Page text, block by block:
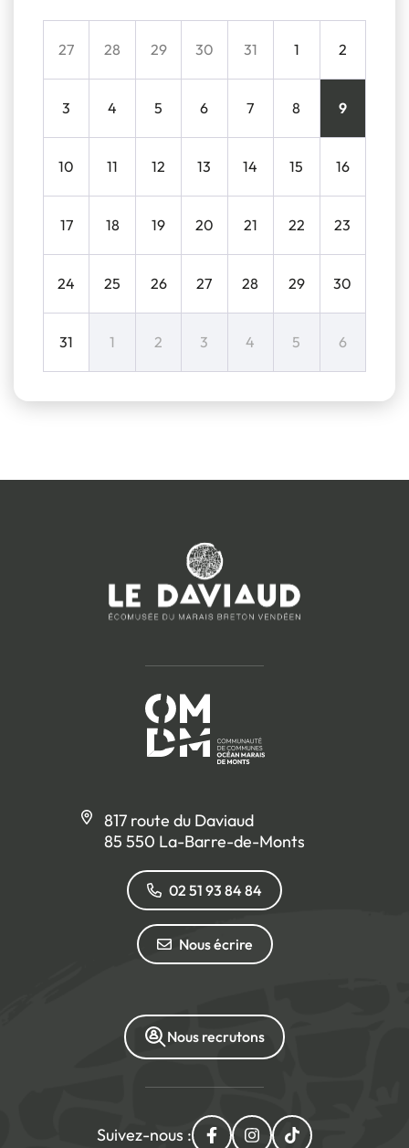
27 28 29 30 31 1 2
3 4 5 6 7 8 9
10 11 12 13 14 15 16
17 18 19 20 21 22 23
24 25 26 27 28 29 30
31 1 2 3 4 5 6
817 route du Daviaud
85 550 La-Barre-de-Monts
02 51 93 84 84
Nous écrire
Nous recrutons
Suivez-nous : Lien vers le compte
Lien vers le compte
Lien vers le